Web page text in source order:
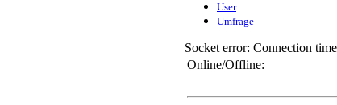
User
Umfrage
Socket error: Connection
Online/Offline: